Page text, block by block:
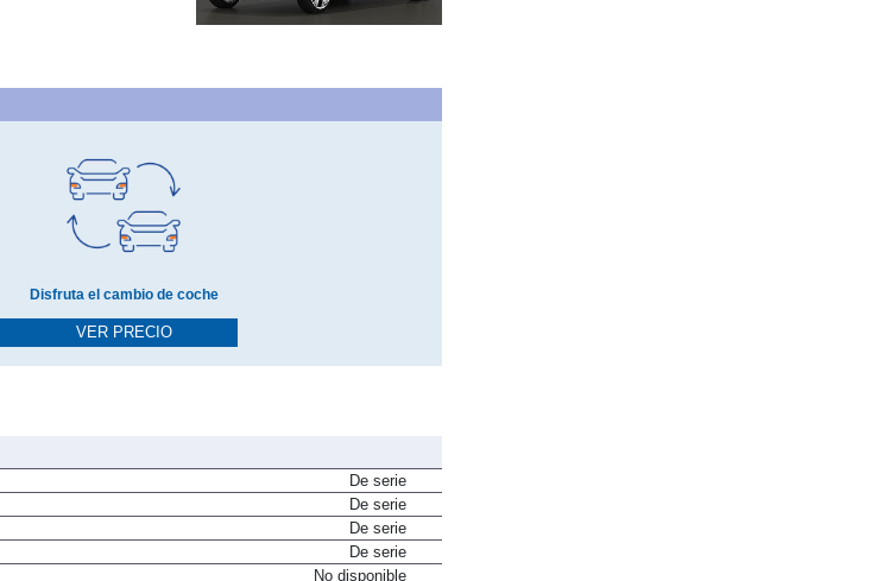
Disfruta el cambio de coche
VER PRECIO
De serie
De serie
De serie
De serie
No disponible